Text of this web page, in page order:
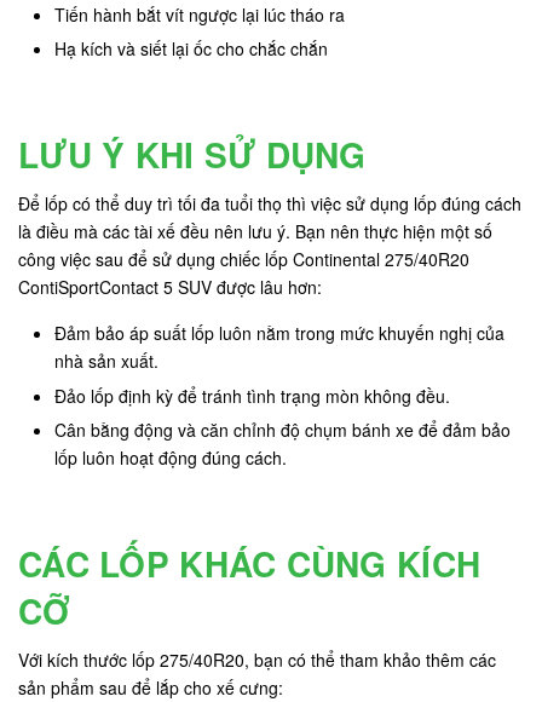
Tiến hành bắt vít ngược lại lúc tháo ra
Hạ kích và siết lại ốc cho chắc chắn
LƯU Ý KHI SỬ DỤNG
Để lốp có thể duy trì tối đa tuổi thọ thì việc sử dụng lốp đúng cách
là điều mà các tài xế đều nên lưu ý. Bạn nên thực hiện một số
công việc sau để sử dụng chiếc lốp Continental 275/40R20
ContiSportContact 5 SUV được lâu hơn:
Đảm bảo áp suất lốp luôn nằm trong mức khuyến nghị của
nhà sản xuất.
Đảo lốp định kỳ để tránh tình trạng mòn không đều.
Cân bằng động và căn chỉnh độ chụm bánh xe để đảm bảo
lốp luôn hoạt động đúng cách.
CÁC LỐP KHÁC CÙNG KÍCH
CỠ
Với kích thước lốp 275/40R20, bạn có thể tham khảo thêm các
sản phẩm sau để lắp cho xế cưng: